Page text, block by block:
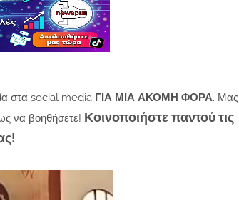
στα social media ΓΙΑ ΜΙΑ ΑΚΟΜΗ ΦΟΡΑ. Μας
να βοηθήσετε! Κοινοποιήστε παντού τις